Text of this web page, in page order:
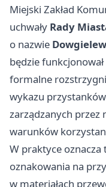
Miejski Zakład
uchwały Rady
o nazwie
będzie
formalne
wykazu
zarządzanych przez
warunków
W praktyce
oznakowania na
w materiałach